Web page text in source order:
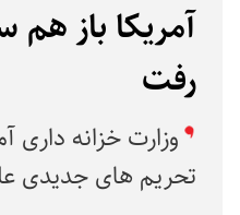
آمریکا باز هم
رفت
وزارت خزانه داری
تحریم های جدیدی